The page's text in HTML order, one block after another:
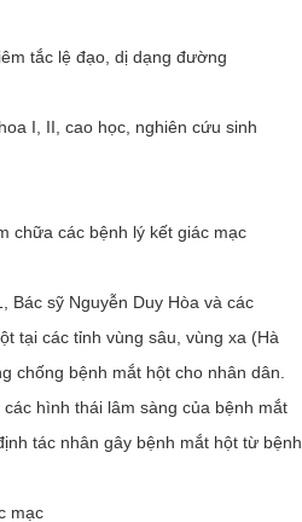
tắc lệ đạo, dị dạng đường
I, II, cao học, nghiên cứu sinh
chữa các bệnh lý kết giác mạc
Bác sỹ Nguyễn Duy Hòa và các
tại các tỉnh vùng sâu, vùng xa (Hà
chống bệnh mắt hột cho nhân dân.
hình thái lâm sàng của bệnh mắt
tác nhân gây bệnh mắt hột từ bệnh
mạc